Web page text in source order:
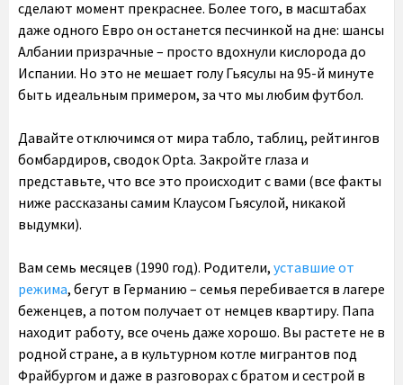
сделают момент прекраснее. Более того, в масштабах
даже одного Евро он останется песчинкой на дне: шансы
Албании призрачные – просто вдохнули кислорода до
Испании. Но это не мешает голу Гьясулы на 95-й минуте
быть идеальным примером, за что мы любим футбол.
Давайте отключимся от мира табло, таблиц, рейтингов
бомбардиров, сводок Opta. Закройте глаза и
представьте, что все это происходит с вами (все факты
ниже рассказаны самим Клаусом Гьясулой, никакой
выдумки).
Вам семь месяцев (1990 год). Родители, уставшие от
режима, бегут в Германию – семья перебивается в лагере
беженцев, а потом получает от немцев квартиру. Папа
находит работу, все очень даже хорошо. Вы растете не в
родной стране, а в культурном котле мигрантов под
Фрайбургом и даже в разговорах с братом и сестрой в